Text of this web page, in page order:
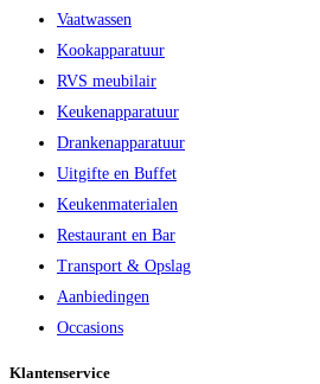
Vaatwassen
Kookapparatuur
RVS meubilair
Keukenapparatuur
Drankenapparatuur
Uitgifte en Buffet
Keukenmaterialen
Restaurant en Bar
Transport & Opslag
Aanbiedingen
Occasions
Klantenservice